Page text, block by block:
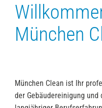
München
München Clean ist Ihr
der Gebäudereinigung